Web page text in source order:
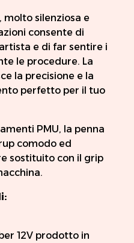
molto silenziosa e
consente di
e di far sentire i
le procedure. La
la precisione e la
perfetto per il tuo
PMU, la penna
comodo ed
sostituito con il grip
12V prodotto in